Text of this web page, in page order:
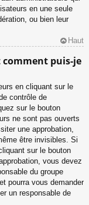
en une seule
ou bien leur
Haut
comment puis-je
en cliquant sur le
contrôle de
sur le bouton
ne sont pas ouverts
une approbation,
être invisibles. Si
sur le bouton
vous devez
du groupe
pourra vous demander
un responsable de